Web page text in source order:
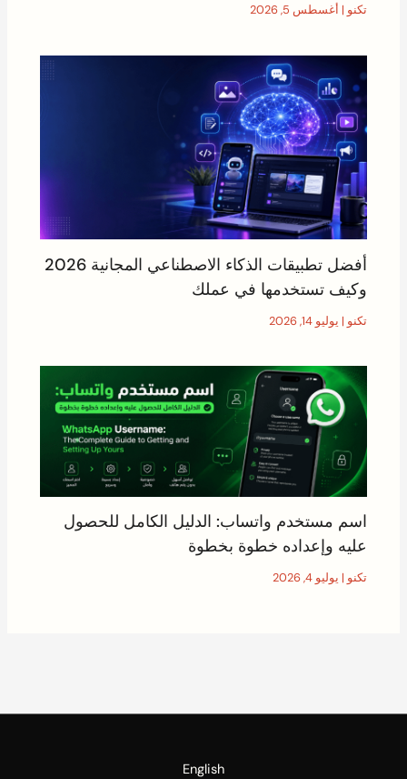
تكنو | أغسطس 5, 2026
أفضل تطبيقات الذكاء الاصطناعي المجانية 2026
وكيف تستخدمها في عملك
تكنو | يوليو 14, 2026
اسم مستخدم واتساب: الدليل الكامل للحصول
عليه وإعداده خطوة بخطوة
تكنو | يوليو 4, 2026
English